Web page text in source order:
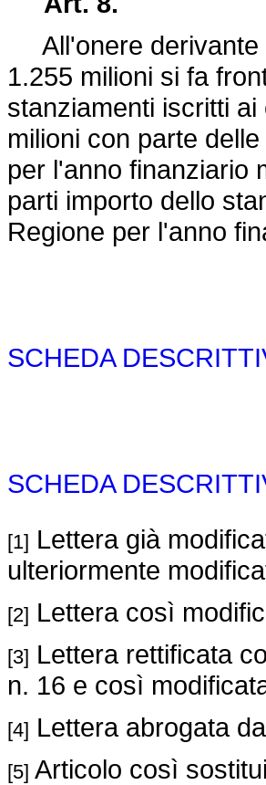
All'onere derivante
1.255 milioni si fa
stanziamenti iscritti
milioni con parte
per l'anno finanziario
parti importo dello
Regione per l'anno
SCHEDA
SCHEDA
[1] Lettera già
ulteriormente
[2] Lettera così
[3] Lettera rettificata
n. 16 e così
[4] Lettera abrogata
[5] Articolo così